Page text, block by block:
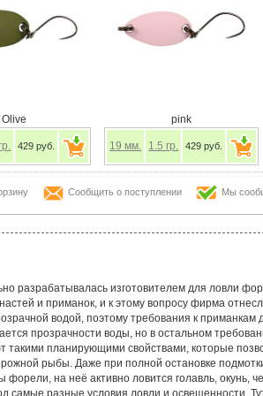
Olive
гр. 429 руб.
pink
19 мм. 1.5 гр. 429 руб.
Сообщить о поступлении Мы
разрабатывалась изготовителем для ловли
и приманок, и к этому вопросу фирма
водой, поэтому требования к
прозрачности воды, но в остальном
планирующими свойствами, которые
рыбы. Даже при полной остановке
на неё активно ловится голавль, окунь,
самые разные условия ловли и освещенности.